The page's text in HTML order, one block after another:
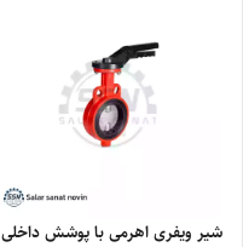
شیر ویفری اهرمی با پوشش داخلی